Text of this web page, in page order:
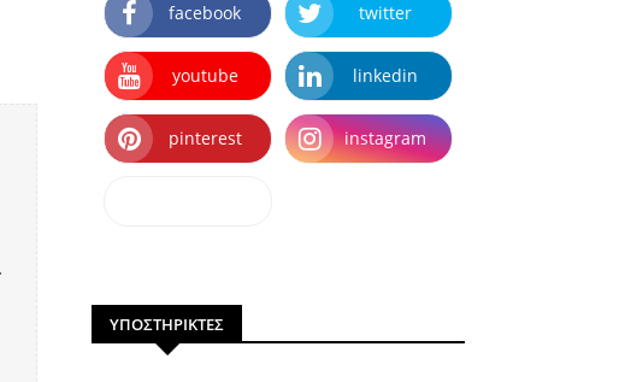
facebook twitter
youtube linkedin
pinterest instagram
ΥΠΟΣΤΗΡΙΚΤΕΣ